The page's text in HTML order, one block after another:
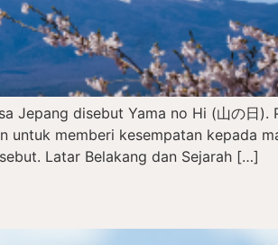
Jepang disebut Yama no Hi (山の日).
memberi kesempatan kepada
Latar Belakang dan Sejarah […]